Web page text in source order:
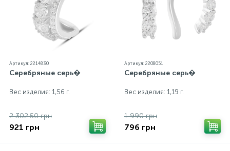
Артикул: 2214830
Серебряные серь�
Вес изделия: 1,56 г.
2 302.50 грн
921 грн
Артикул: 2208051
Серебряные серь�
Вес изделия: 1,19 г.
1 990 грн
796 грн